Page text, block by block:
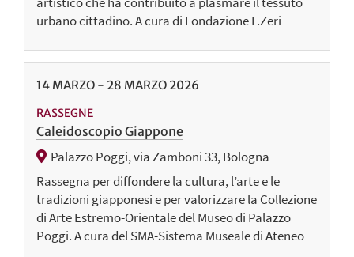
urbano cittadino. A cura di Fondazione F.Zeri
14 MARZO - 28 MARZO 2026
RASSEGNE
Caleidoscopio Giappone
Palazzo Poggi, via Zamboni 33, Bologna
Rassegna per diffondere la cultura, l’arte e le
tradizioni giapponesi e per valorizzare la Collezione
di Arte Estremo-Orientale del Museo di Palazzo
Poggi. A cura del SMA-Sistema Museale di Ateneo